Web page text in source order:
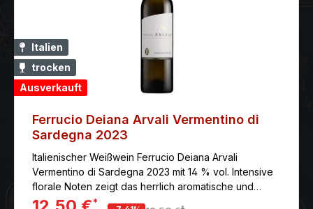
Italien
trocken
Ausverkauft
Ferrucio Deiana Arvali Vermentino di
Sardegna 2023
Italienischer Weißwein Ferrucio Deiana Arvali
Vermentino di Sardegna 2023 mit 14 % vol. Intensive
florale Noten zeigt das herrlich aromatische und
elegante Bouquet. Den Gaumen verwöhnt der Arvali
*